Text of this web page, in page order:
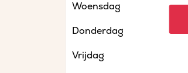
Woensdag
Donderdag
Vrijdag